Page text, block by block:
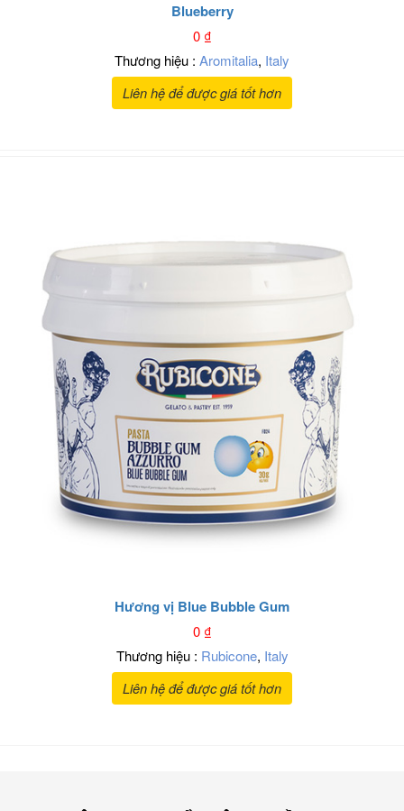
Blueberry
0₫
Thương hiệu : Aromitalia, Italy
Liên hệ để được giá tốt hơn
Hương vị Blue Bubble Gum
0₫
Thương hiệu : Rubicone, Italy
Liên hệ để được giá tốt hơn